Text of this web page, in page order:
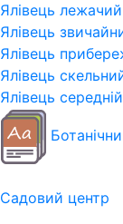
Ялівець лежачий
Ялівець
Ялівець
Ялівець
Ялівець середній
Садовий центр